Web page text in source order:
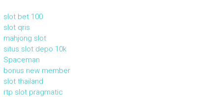
slot bet 100
slot qris
mahjong slot
situs slot depo 10k
Spaceman
bonus new member
slot thailand
rtp slot pragmatic